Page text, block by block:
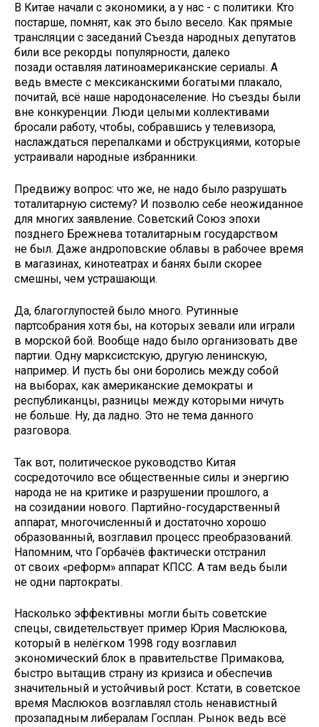
В Китае начали с экономики, а у нас - с политики. Кто
постарше, помнят, как это было весело. Как прямые
трансляции с заседаний Съезда народных депутатов
били все рекорды популярности, далеко
позади оставляя латиноамериканские сериалы. А
ведь вместе с мексиканскими богатыми плакало,
почитай, всё наше народонаселение. Но съезды были
вне конкуренции. Люди целыми коллективами
бросали работу, чтобы, собравшись у телевизора,
наслаждаться перепалками и обструкциями, которые
устраивали народные избранники.
Предвижу вопрос: что же, не надо было разрушать
тоталитарную систему? И позволю себе неожиданное
для многих заявление. Советский Союз эпохи
позднего Брежнева тоталитарным государством
не был. Даже андроповские облавы в рабочее время
в магазинах, кинотеатрах и банях были скорее
смешны, чем устрашающи.
Да, благоглупостей было много. Рутинные
партсобрания хотя бы, на которых зевали или играли
в морской бой. Вообще надо было организовать две
партии. Одну марксистскую, другую ленинскую,
например. И пусть бы они боролись между собой
на выборах, как американские демократы и
республиканцы, разницы между которыми ничуть
не больше. Ну, да ладно. Это не тема данного
разговора.
Так вот, политическое руководство Китая
сосредоточило все общественные силы и энергию
народа не на критике и разрушении прошлого, а
на созидании нового. Партийно-государственный
аппарат, многочисленный и достаточно хорошо
образованный, возглавил процесс преобразований.
Напомним, что Горбачёв фактически отстранил
от своих «реформ» аппарат КПСС. А там ведь были
не одни партократы.
Насколько эффективны могли быть советские
спецы, свидетельствует пример Юрия Маслюкова,
который в нелёгком 1998 году возглавил
экономический блок в правительстве Примакова,
быстро вытащив страну из кризиса и обеспечив
значительный и устойчивый рост. Кстати, в советское
время Маслюков возглавлял столь ненавистный
прозападным либералам Госплан. Рынок ведь всё